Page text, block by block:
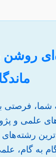
شما، فرصتی
علمی و
به گام،